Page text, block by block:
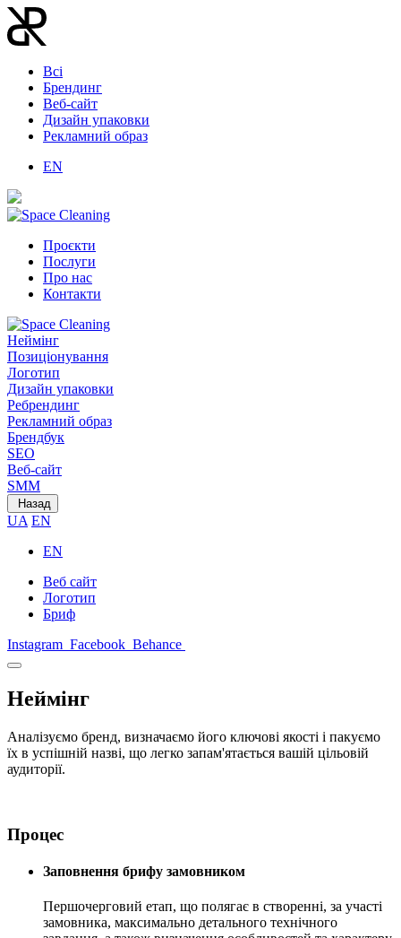
Всі
Брендинг
Веб-сайт
Дизайн упаковки
Рекламний образ
EN
Проєкти
Послуги
Про нас
Контакти
Неймінг
Позиціонування
Логотип
Дизайн упаковки
Ребрендинг
Рекламний образ
Брендбук
SEO
Веб-сайт
SMM
Назад
UA EN
EN
Веб сайт
Логотип
Бриф
Instagram Facebook Behance
Неймінг
Аналізуємо бренд, визначаємо його ключові якості і пакуємо
їх в успішній назві, що легко запам'ятається вашій цільовій
аудиторії.
Процес
Заповнення брифу замовником
Першочерговий етап, що полягає в створенні, за участі
замовника, максимально детального технічного